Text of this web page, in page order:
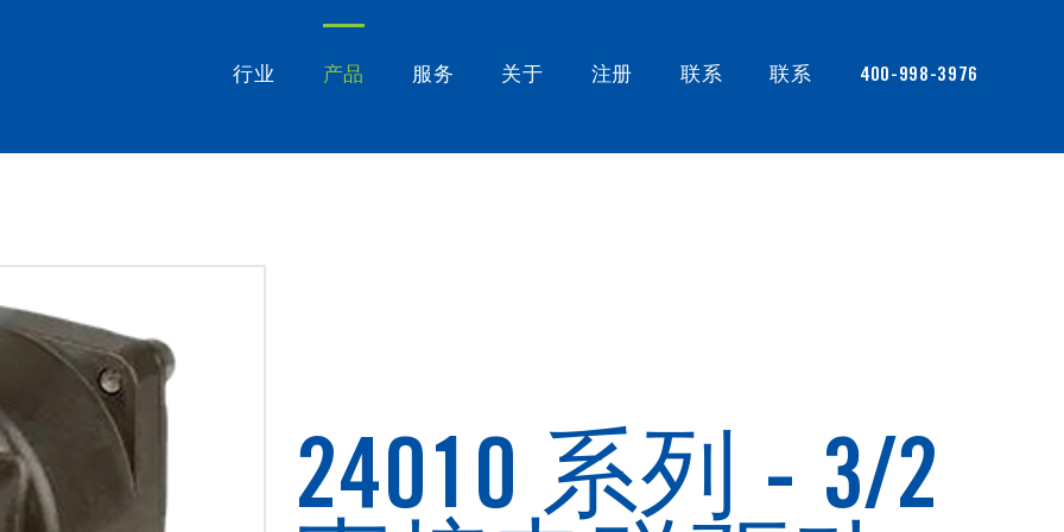
行业 产品 服务 关于 注册 联系 联系 400-998-3976
24010 系列 - 3/2